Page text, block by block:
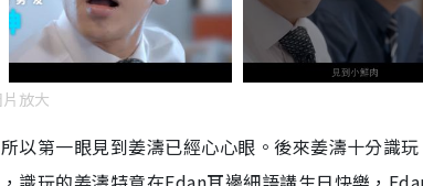
放大
以第一眼見到姜濤已經心心眼。後來姜濤十分識